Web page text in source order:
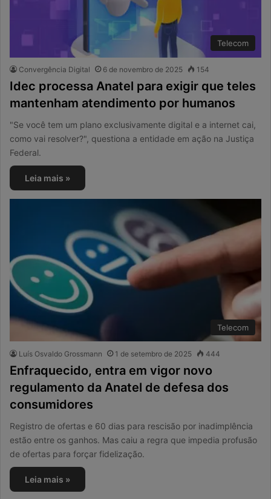
Telecom
Convergência Digital 6 de novembro de 2025 154
Idec processa Anatel para exigir que teles
mantenham atendimento por humanos
"Se você tem um plano exclusivamente digital e a internet cai,
como vai resolver?", questiona a entidade em ação na Justiça
Federal.
Leia mais »
Telecom
Luís Osvaldo Grossmann 1 de setembro de 2025 444
Enfraquecido, entra em vigor novo
regulamento da Anatel de defesa dos
consumidores
Registro de ofertas e 60 dias para rescisão por inadimplência
estão entre os ganhos. Mas caiu a regra que impedia profusão
de ofertas para forçar fidelização.
Leia mais »